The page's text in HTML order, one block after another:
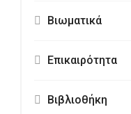
Βιωματικά
Επικαιρότητα
Βιβλιοθήκη